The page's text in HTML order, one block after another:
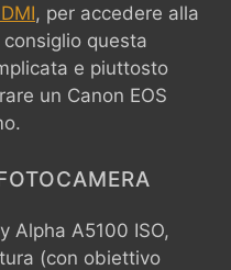
, per accedere alla
consiglio questa
e piuttosto
un Canon EOS
Alpha A5100 ISO,
(con obiettivo